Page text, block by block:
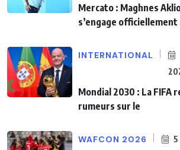
Mercato : Maghnes
s’engage officiellement
INTERNATIONAL
Mondial 2030 : La FIFA
rumeurs sur le
WAFCON 2026 5